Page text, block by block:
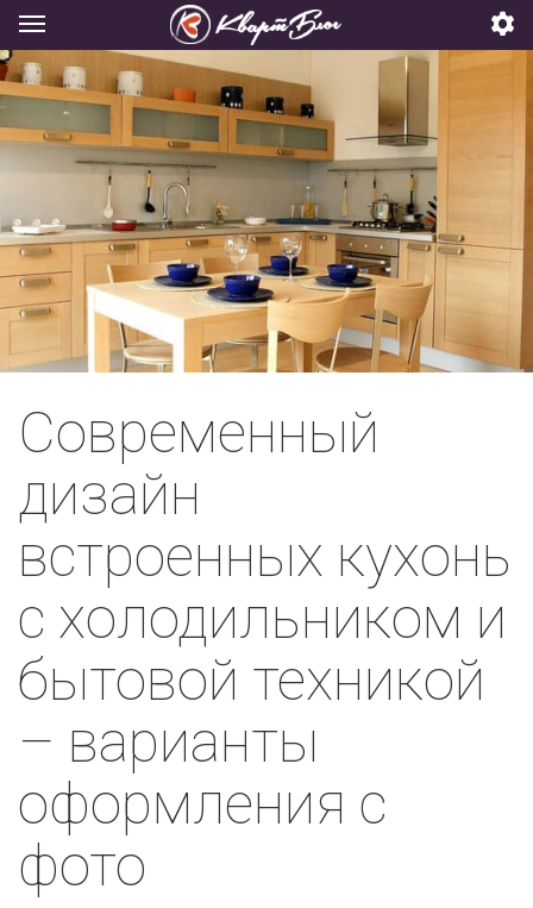
Современный
дизайн
встроенных кухонь
с холодильником и
бытовой техникой
– варианты
оформления с
фото